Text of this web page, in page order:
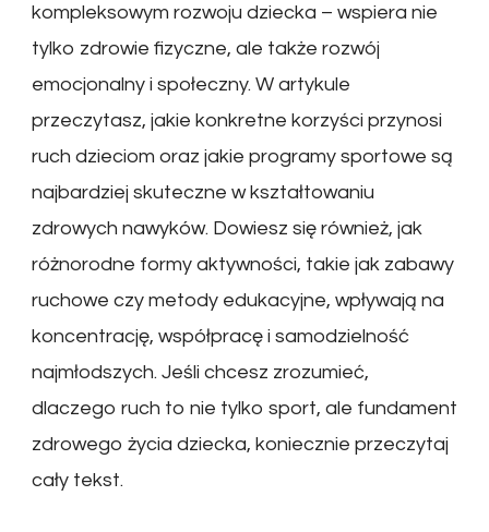
kompleksowym rozwoju dziecka – wspiera nie
tylko zdrowie fizyczne, ale także rozwój
emocjonalny i społeczny. W artykule
przeczytasz, jakie konkretne korzyści przynosi
ruch dzieciom oraz jakie programy sportowe są
najbardziej skuteczne w kształtowaniu
zdrowych nawyków. Dowiesz się również, jak
różnorodne formy aktywności, takie jak zabawy
ruchowe czy metody edukacyjne, wpływają na
koncentrację, współpracę i samodzielność
najmłodszych. Jeśli chcesz zrozumieć,
dlaczego ruch to nie tylko sport, ale fundament
zdrowego życia dziecka, koniecznie przeczytaj
cały tekst.